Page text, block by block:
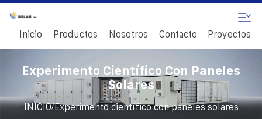
Inicio Productos Nosotros Contacto Proyectos
Experimento Científico Con Paneles
Solares
INICIO/Experimento científico con paneles solares